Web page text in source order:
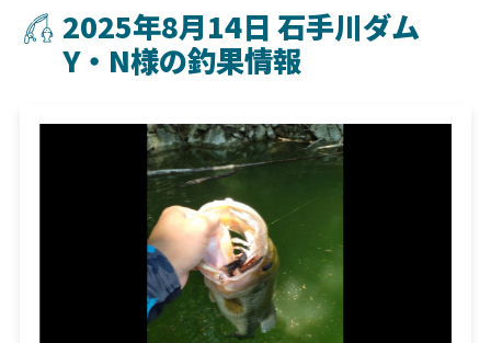
2025年8月14日 石手川ダム
Y・N様の釣果情報